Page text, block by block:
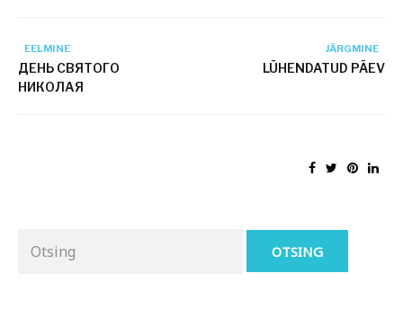
EELMINE
ДЕНЬ СВЯТОГО
НИКОЛАЯ
JÄRGMINE
LÜHENDATUD PÄEV
for: